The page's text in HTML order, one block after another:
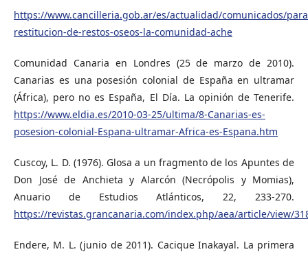
https://www.cancilleria.gob.ar/es/actualidad/comunicados/
restitucion-de-restos-oseos-la-comunidad-ache
Comunidad Canaria en Londres (25 de marzo de 2010).
Canarias es una posesión colonial de España en ultramar
(África), pero no es España, El Día. La opinión de Tenerife.
https://www.eldia.es/2010-03-25/ultima/8-Canarias-es-
posesion-colonial-Espana-ultramar-Africa-es-Espana.htm
Cuscoy, L. D. (1976). Glosa a un fragmento de los Apuntes de
Don José de Anchieta y Alarcón (Necrópolis y Momias),
Anuario de Estudios Atlánticos, 22, 233-270.
https://revistas.grancanaria.com/index.php/aea/article/view/
Endere, M. L. (junio de 2011). Cacique Inakayal. La primera